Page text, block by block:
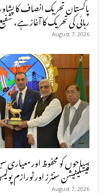
پاکستان تحریک انصاف کا
رہائی کی تحریک کا آغاز ہے،
August 7, 2026
سیاحوں کو محفوظ اور
فیسلیٹیشن سنٹرز اور ٹورازم
August 7, 2026